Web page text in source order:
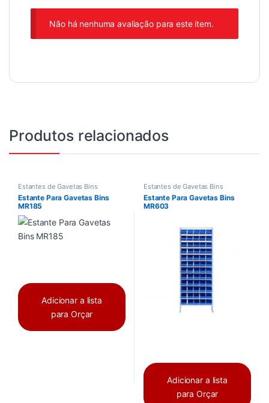
Não há nenhuma avaliação para este item.
Produtos relacionados
Estantes de Gavetas Bins
Estante Para Gavetas Bins
MR185
Adicionar a lista
para Orçar
Estantes de Gavetas Bins
Estante Para Gavetas Bins
MR603
Adicionar a lista
para Orçar